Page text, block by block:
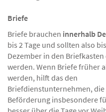
Briefe
Briefe brauchen innerhalb
bis 2 Tage und sollten also
Dezember in den
werden. Wenn Briefe früher
werden, hilft das den
Briefdienstunternehmen, die
Beförderung insbesondere